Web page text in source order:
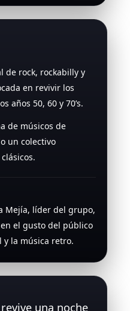
de rock, rockabilly y
en revivir los
años 50, 60 y 70’s.
de músicos de
un colectivo
Mejía, líder del grupo,
el gusto del público
y la música retro.
una noche